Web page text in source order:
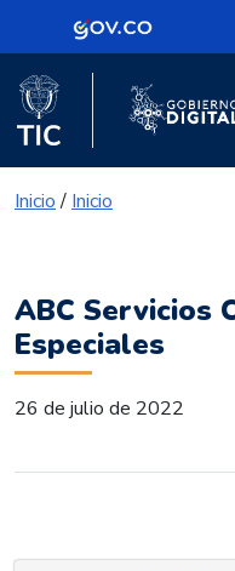
Logo
PortalLogo del Ministerio
Inicio/ Inicio
ABC Servicios
Especiales
26 de julio de 2022